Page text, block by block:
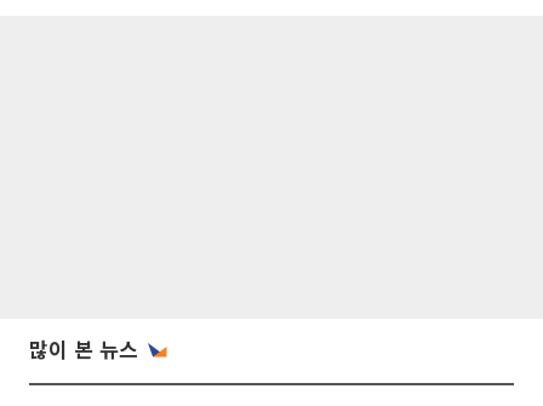
많이 본 뉴스